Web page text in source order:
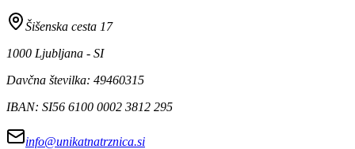
Šišenska cesta 17
1000 Ljubljana - SI
Davčna številka: 49460315
IBAN: SI56 6100 0002 3812 295
info@unikatnatrznica.si